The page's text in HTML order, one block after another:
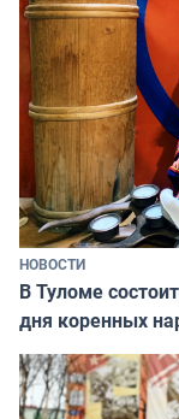
НОВОСТИ
В Туломе
дня коренных